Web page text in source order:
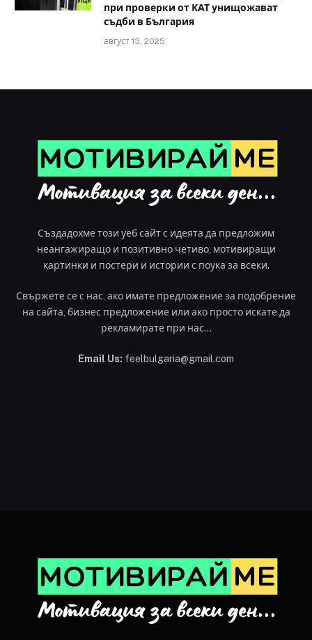
при проверки от КАТ унищожават
съдби в България
август 13, 2025
Създадохме този уеб сайт с идеята да предложим
неангажиращо и позитивно четиво, мотивиращи
картинки и постери и истории с поука за всеки.
Свържете се с нас, ако имате предложение за подобрение
на сайта, бизнес предложение или ако просто искате да
рекламирате при нас...
Email Us: feelbulgaria@gmail.com